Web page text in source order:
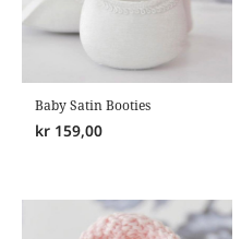
Baby Satin Booties
kr 159,00